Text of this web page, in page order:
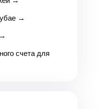
→
→
счета для